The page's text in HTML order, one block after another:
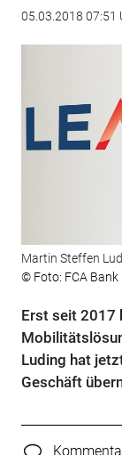
05.03.2018 07:51
Martin Steffen
© Foto: FCA Bank
Erst seit 2017
Luding hat
Geschäft